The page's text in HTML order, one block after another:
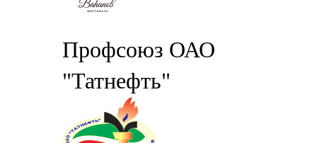
Профсоюз ОАО
"Татнефть"